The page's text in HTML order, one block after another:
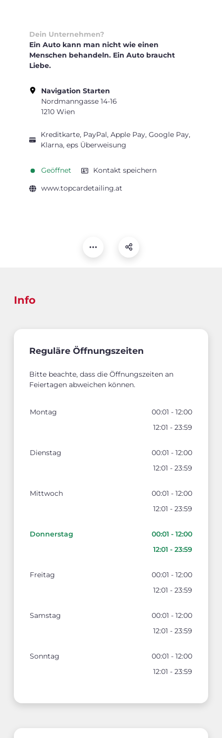
Dein Unternehmen?
Ein Auto kann man nicht wie einen
Menschen behandeln. Ein Auto braucht
Liebe.
Navigation Starten
Nordmanngasse 14-16
1210 Wien
Kreditkarte, PayPal, Apple Pay, Google Pay,
Klarna, eps Überweisung
Geöffnet Kontakt speichern
www.topcardetailing.at
Info
Reguläre Öffnungszeiten
Bitte beachte, dass die Öffnungszeiten an
Feiertagen abweichen können.
Montag
00:01 - 12:00
12:01 - 23:59
Dienstag
00:01 - 12:00
12:01 - 23:59
Mittwoch
00:01 - 12:00
12:01 - 23:59
Donnerstag
00:01 - 12:00
12:01 - 23:59
Freitag
00:01 - 12:00
12:01 - 23:59
Samstag
00:01 - 12:00
12:01 - 23:59
Sonntag
00:01 - 12:00
12:01 - 23:59